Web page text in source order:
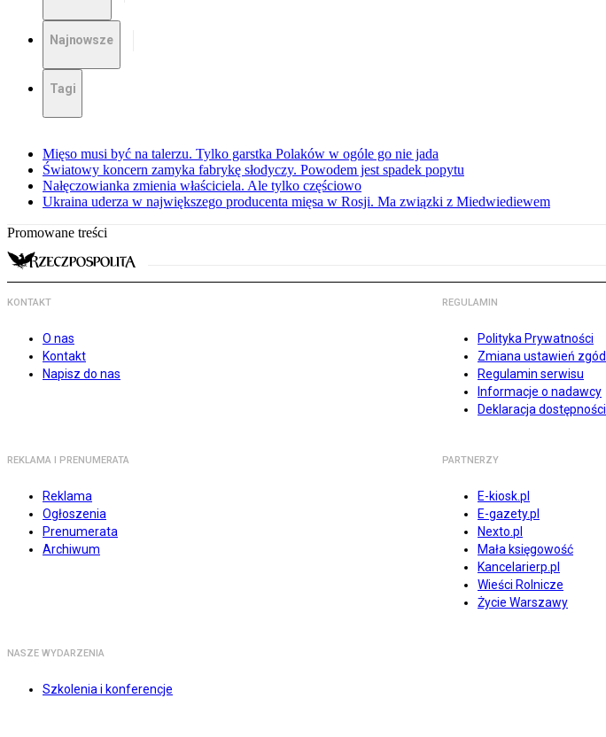
Najnowsze
Tagi
Mięso musi być na talerzu. Tylko garstka Polaków w ogóle go nie jada
Światowy koncern zamyka fabrykę słodyczy. Powodem jest spadek popytu
Nałęczowianka zmienia właściciela. Ale tylko częściowo
Ukraina uderza w największego producenta mięsa w Rosji. Ma związki z Miedwiediewem
Promowane treści
KONTAKT
O nas
Kontakt
Napisz do nas
REGULAMIN
Polityka Prywatności
Zmiana ustawień zgód
Regulamin serwisu
Informacje o nadawcy
Deklaracja dostępności
REKLAMA I PRENUMERATA
Reklama
Ogłoszenia
Prenumerata
Archiwum
PARTNERZY
E-kiosk.pl
E-gazety.pl
Nexto.pl
Mała księgowość
Kancelarierp.pl
Wieści Rolnicze
Życie Warszawy
NASZE WYDARZENIA
Szkolenia i konferencje